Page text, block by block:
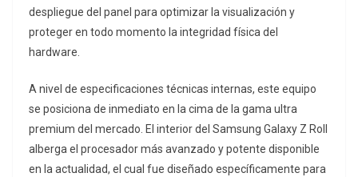
despliegue del panel para optimizar la visualización y
proteger en todo momento la integridad física del
hardware.
A nivel de especificaciones técnicas internas, este equipo
se posiciona de inmediato en la cima de la gama ultra
premium del mercado. El interior del Samsung Galaxy Z Roll
alberga el procesador más avanzado y potente disponible
en la actualidad, el cual fue diseñado específicamente para